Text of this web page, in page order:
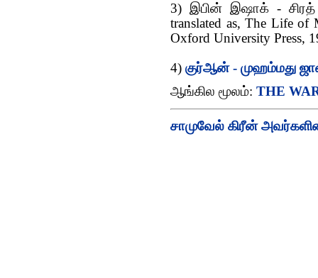
3) இபின் இஷாக் - சிரத்
translated as, The Life of
Oxford University Press,
4) குர்ஆன் - முஹம்மது
ஆங்கில மூலம்: THE
சாமுவேல் கிரீன்